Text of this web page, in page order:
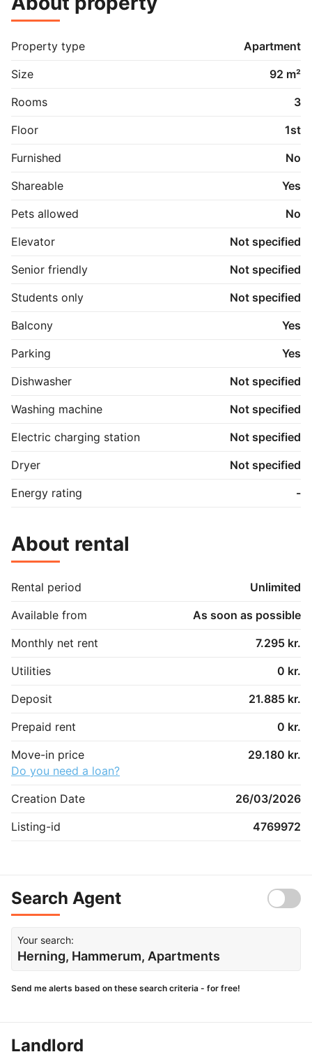
hører desuden en privat, afskærmet altan, hvor du kan
Lejligheden er centralt beliggende i Hammerum med
kort afstand til indkøb, skoler, daginstitutioner og
øvrige faciliteter.
har et meget lavt varmeforbrug takket være den høje
information:
Property type
Apartment
Size
92 m²
Rooms
3
Floor
1st
Furnished
No
Shareable
Yes
Pets allowed
No
Elevator
Not specified
Senior friendly
Not specified
Students only
Not specified
Balcony
Yes
Parking
Yes
Dishwasher
Not specified
Washing machine
Not specified
Electric charging station
Not specified
Dryer
Not specified
Energy rating
-
About rental
Rental period
Unlimited
Available from
As soon as possible
Monthly net rent
7.295 kr.
Utilities
0 kr.
Deposit
21.885 kr.
Prepaid rent
0 kr.
Move-in price
29.180 kr.
Do you need a loan?
Creation Date
26/03/2026
Listing-id
4769972
Search Agent
Your search:
Herning, Hammerum, Apartments
Send me alerts based on these search criteria - for free!
Landlord